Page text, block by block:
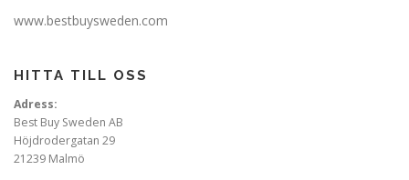
www.bestbuysweden.com
HITTA TILL OSS
Adress:
Best Buy Sweden AB
Höjdrodergatan 29
21239 Malmö